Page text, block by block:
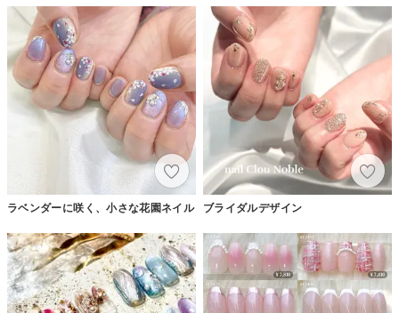
ラベンダーに咲く、小さな花園ネイル ブライダルデザイン